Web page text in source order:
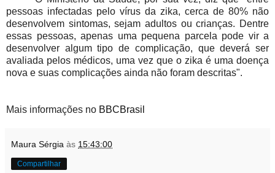
pessoas infectadas pelo vírus da zika, cerca de 80% não
desenvolvem sintomas, sejam adultos ou crianças. Dentre
essas pessoas, apenas uma pequena parcela pode vir a
desenvolver algum tipo de complicação, que deverá ser
avaliada pelos médicos, uma vez que o zika é uma doença
nova e suas complicações ainda não foram descritas".
Mais informações no BBCBrasil
Maura Sérgia às 15:43:00
Compartilhar